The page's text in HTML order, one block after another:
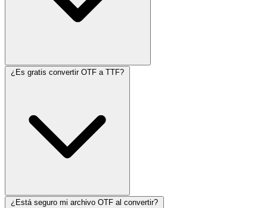
¿Es gratis convertir OTF a TTF?
¿Está seguro mi archivo OTF al convertir?